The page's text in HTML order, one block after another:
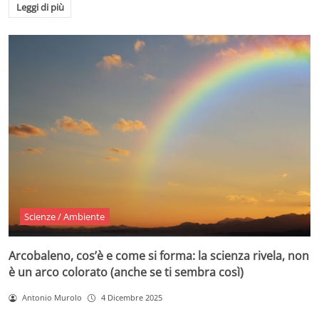
Leggi di più
Scienze / Ambiente
Arcobaleno, cos’è e come si forma: la scienza rivela, non
è un arco colorato (anche se ti sembra così)
Antonio Murolo 4 Dicembre 2025